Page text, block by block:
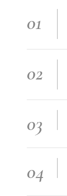
01
02
03
04